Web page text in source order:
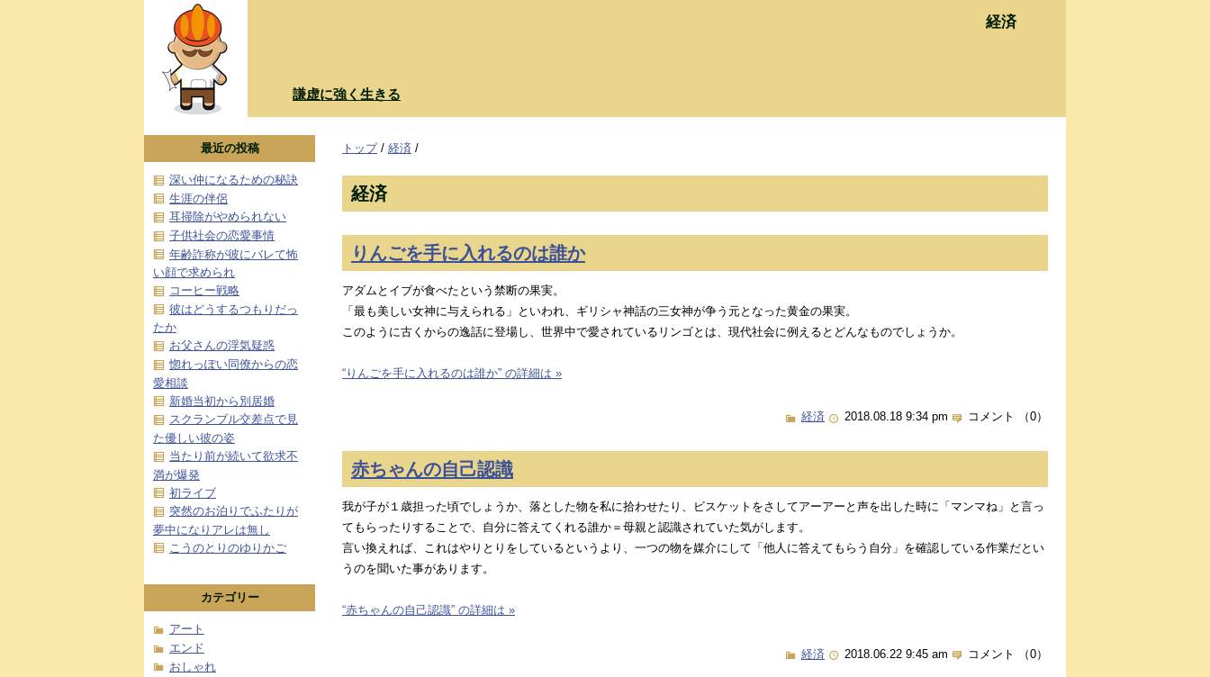
経済
謙虚に強く生きる
トップ/ 経済 /
経済
りんごを手に入れるのは誰か
アダムとイブが食べたという禁断の果実。
「最も美しい女神に与えられる」といわれ、ギリシャ神話の三女神が争う元となった黄金の果実。
このように古くからの逸話に登場し、世界中で愛されているリンゴとは、現代社会に例えるとどんなものでしょうか。
“りんごを手に入れるのは誰か” の詳細は »
経済 2018.08.18 9:34 pm コメント （0）
赤ちゃんの自己認識
我が子が１歳担った頃でしょうか、落とした物を私に拾わせたり、ビスケットをさしてアーアーと声を出した時に「マンマね」と言っ
てもらったりすることで、自分に答えてくれる誰か＝母親と認識されていた気がします。
言い換えれば、これはやりとりをしているというより、一つの物を媒介にして「他人に答えてもらう自分」を確認している作業だとい
うのを聞いた事があります。
“赤ちゃんの自己認識” の詳細は »
経済 2018.06.22 9:45 am コメント （0）
最近の投稿
深い仲になるための秘訣
生涯の伴侶
耳掃除がやめられない
子供社会の恋愛事情
年齢詐称が彼にバレて怖
い顔で求められ
コーヒー戦略
彼はどうするつもりだっ
たか
お父さんの浮気疑惑
惚れっぽい同僚からの恋
愛相談
新婚当初から別居婚
スクランブル交差点で見
た優しい彼の姿
当たり前が続いて欲求不
満が爆発
初ライブ
突然のお泊りでふたりが
夢中になりアレは無し
こうのとりのゆりかご
カテゴリー
アート
エンド
おしゃれ